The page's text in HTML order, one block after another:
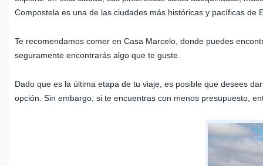
Compostela es una de las ciudades más históricas y pacíficas
Te recomendamos comer en Casa Marcelo, donde puedes
seguramente encontrarás algo que te guste.
Dado que es la última etapa de tu viaje, es posible que desees
opción. Sin embargo, si te encuentras con menos presupuesto,